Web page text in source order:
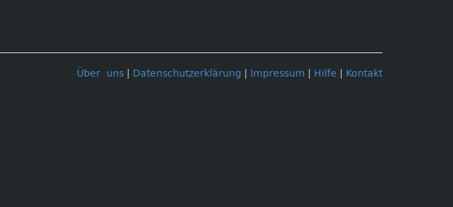
Über uns Datenschutzerklärung Impressum Hilfe Kontakt